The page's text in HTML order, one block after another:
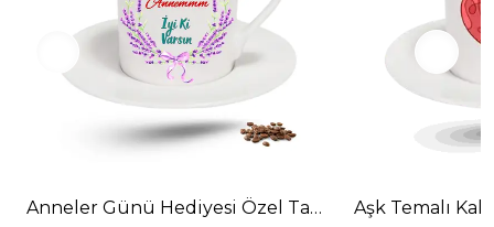
Anneler Günü Hediyesi Özel Tasarım Türk Kahve
Aşk Temalı